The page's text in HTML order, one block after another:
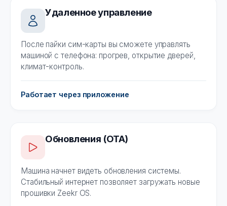
Удаленное управление
После пайки сим-карты вы сможете управлять
машиной с телефона: прогрев, открытие дверей,
климат-контроль.
Работает через приложение
Обновления (OTA)
Машина начнет видеть обновления системы.
Стабильный интернет позволяет загружать новые
прошивки Zeekr OS.